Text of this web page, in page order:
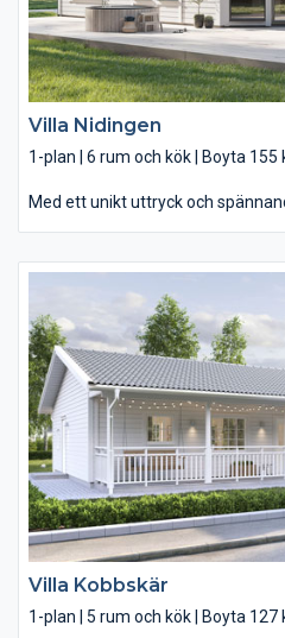
Villa Nidingen
1-plan | 6 rum och kök | Boyta
Med ett unikt uttryck och
personligt och lätt att älska.
mäktiga fönsterpartier med
uteplatsen och skapar ett
du ett sällskapsvänligt kök där du
gästerna medan du lägger upp
smakar av såsen.
Villa Kobbskär
1-plan | 5 rum och kök | Boyta